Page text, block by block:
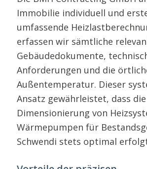
Immobilie individuell und
umfassende
erfassen wir sämtliche
Gebäudedokumente,
Anforderungen und die
Außentemperatur. Dieser
Ansatz gewährleistet, dass die
Dimensionierung von
Wärmepumpen für
Schwendi stets optimal